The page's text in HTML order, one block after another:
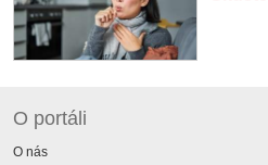
O portáli
O nás